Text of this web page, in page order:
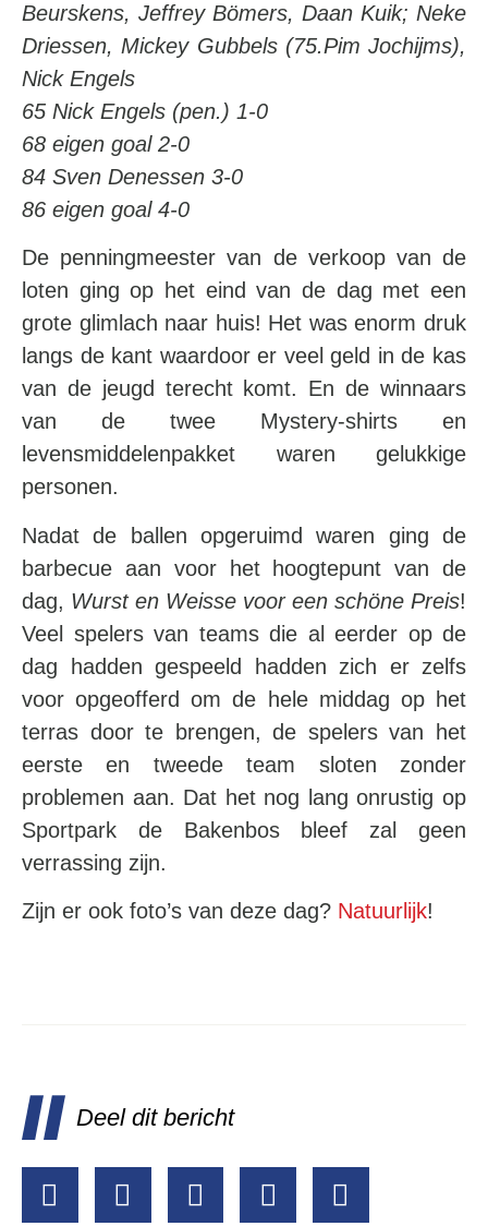
Beurskens, Jeffrey Bömers, Daan Kuik; Neke
Driessen, Mickey Gubbels (75.Pim Jochijms),
Nick Engels
65 Nick Engels (pen.) 1-0
68 eigen goal 2-0
84 Sven Denessen 3-0
86 eigen goal 4-0
De penningmeester van de verkoop van de
loten ging op het eind van de dag met een
grote glimlach naar huis! Het was enorm druk
langs de kant waardoor er veel geld in de kas
van de jeugd terecht komt. En de winnaars
van de twee Mystery-shirts en
levensmiddelenpakket waren gelukkige
personen.
Nadat de ballen opgeruimd waren ging de
barbecue aan voor het hoogtepunt van de
dag, Wurst en Weisse voor een schöne Preis!
Veel spelers van teams die al eerder op de
dag hadden gespeeld hadden zich er zelfs
voor opgeofferd om de hele middag op het
terras door te brengen, de spelers van het
eerste en tweede team sloten zonder
problemen aan. Dat het nog lang onrustig op
Sportpark de Bakenbos bleef zal geen
verrassing zijn.
Zijn er ook foto’s van deze dag? Natuurlijk!
Deel dit bericht